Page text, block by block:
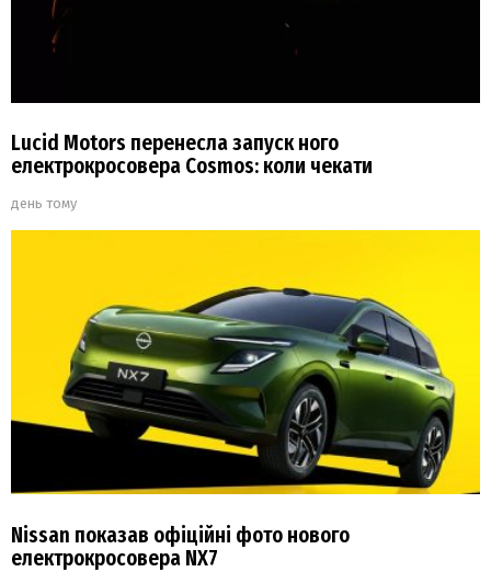
Lucid Motors перенесла запуск ного
електрокросовера Cosmos: коли чекати
день тому
Nissan показав офіційні фото нового
електрокросовера NX7